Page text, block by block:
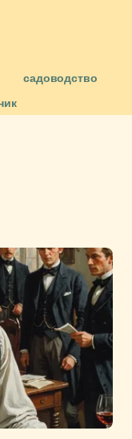
садоводство